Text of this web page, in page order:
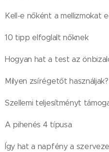
Kell-e nőként a mellizmokat
10 tipp elfoglalt nőknek
Hogyan hat a test az
Milyen zsírégetőt használjak?
Szellemi teljesítményt
A pihenés 4 típusa
Így hat a napfény a